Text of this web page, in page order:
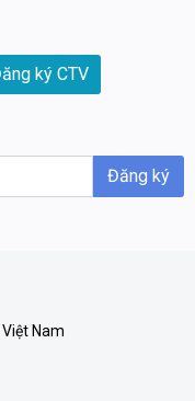
ký CTV
Đăng ký
Nam